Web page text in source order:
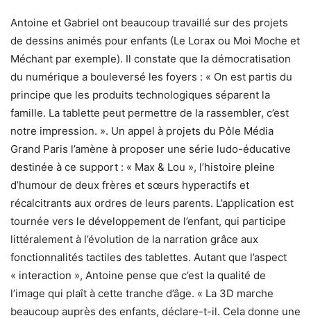
Antoine et Gabriel ont beaucoup travaillé sur des projets
de dessins animés pour enfants (Le Lorax ou Moi Moche et
Méchant par exemple). Il constate que la démocratisation
du numérique a bouleversé les foyers : « On est partis du
principe que les produits technologiques séparent la
famille. La tablette peut permettre de la rassembler, c’est
notre impression. ». Un appel à projets du Pôle Média
Grand Paris l’amène à proposer une série ludo-éducative
destinée à ce support : « Max & Lou », l’histoire pleine
d’humour de deux frères et sœurs hyperactifs et
récalcitrants aux ordres de leurs parents. L’application est
tournée vers le développement de l’enfant, qui participe
littéralement à l’évolution de la narration grâce aux
fonctionnalités tactiles des tablettes. Autant que l’aspect
« interaction », Antoine pense que c’est la qualité de
l’image qui plaît à cette tranche d’âge. « La 3D marche
beaucoup auprès des enfants, déclare-t-il. Cela donne une